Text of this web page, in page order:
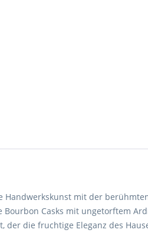
Handwerkskunst mit der
Casks mit ungetorftem
der die fruchtige Eleganz des